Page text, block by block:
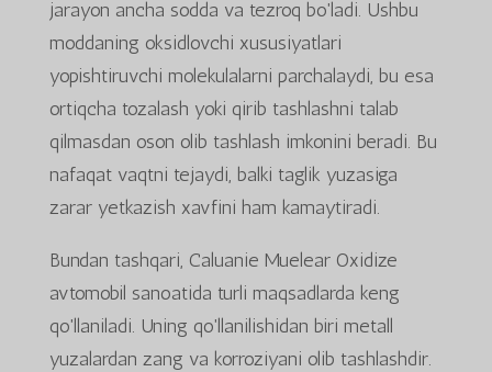
jarayon ancha sodda va tezroq bo'ladi. Ushbu
moddaning oksidlovchi xususiyatlari
yopishtiruvchi molekulalarni parchalaydi, bu esa
ortiqcha tozalash yoki qirib tashlashni talab
qilmasdan oson olib tashlash imkonini beradi. Bu
nafaqat vaqtni tejaydi, balki taglik yuzasiga
zarar yetkazish xavfini ham kamaytiradi.
Bundan tashqari, Caluanie Muelear Oxidize
avtomobil sanoatida turli maqsadlarda keng
qo'llaniladi. Uning qo'llanilishidan biri metall
yuzalardan zang va korroziyani olib tashlashdir.